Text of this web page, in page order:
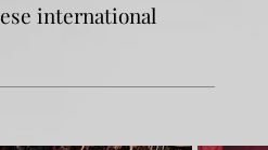
international